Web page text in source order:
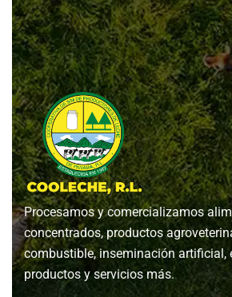
Procesamos y comercializamos
concentrados, productos
combustible, inseminación artificial,
productos y servicios más.